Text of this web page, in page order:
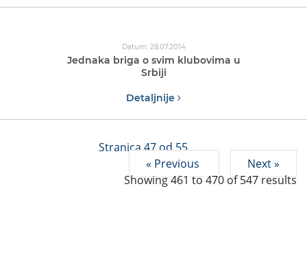
Datum: 28.07.2014
Jednaka briga o svim klubovima u
Srbiji
Detaljnije
Stranica 47 od 55
« Previous
Next »
Showing461to470 of547results